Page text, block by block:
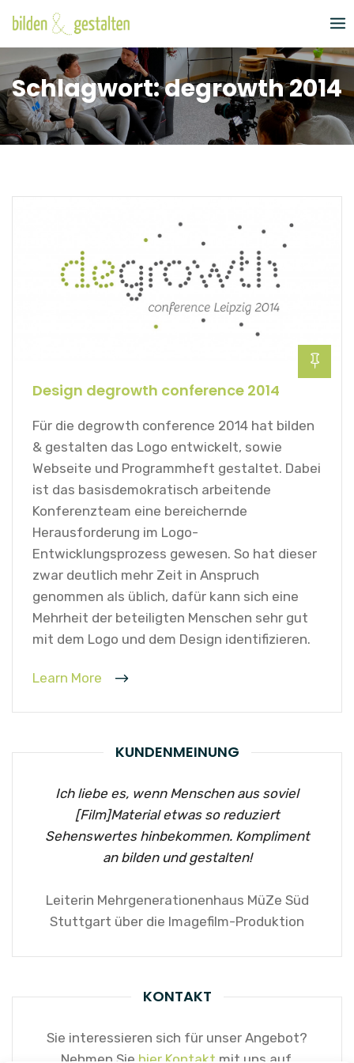
to
content
Schlagwort:degrowth 2014
Design degrowth conference 2014
Für die degrowth conference 2014 hat bilden
& gestalten das Logo entwickelt, sowie
Webseite und Programmheft gestaltet. Dabei
ist das basisdemokratisch arbeitende
Konferenzteam eine bereichernde
Herausforderung im Logo-
Entwicklungsprozess gewesen. So hat dieser
zwar deutlich mehr Zeit in Anspruch
genommen als üblich, dafür kann sich eine
Mehrheit der beteiligten Menschen sehr gut
mit dem Logo und dem Design identifizieren.
Learn More
KUNDENMEINUNG
Ich liebe es, wenn Menschen aus soviel
[Film]Material etwas so reduziert
Sehenswertes hinbekommen. Kompliment
an bilden und gestalten!
Leiterin Mehrgenerationenhaus MüZe Süd
Stuttgart über die Imagefilm-Produktion
KONTAKT
Sie interessieren sich für unser Angebot?
Nehmen Sie hier Kontakt mit uns auf.